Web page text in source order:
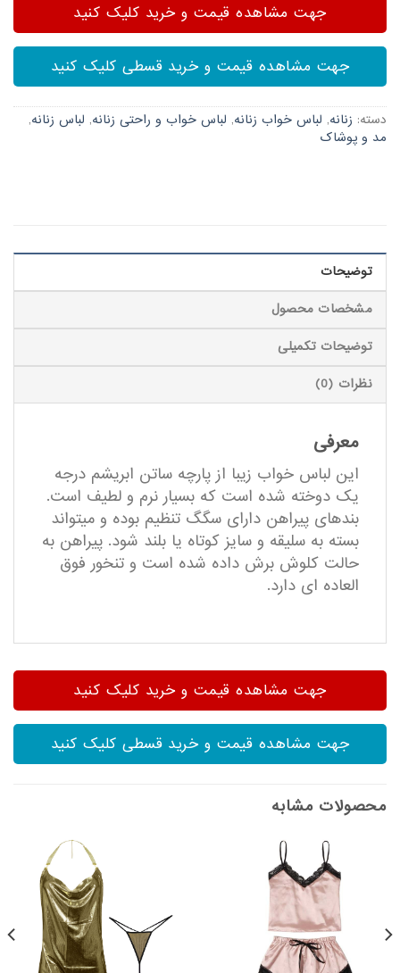
جهت مشاهده قیمت و خرید کلیک کنید
جهت مشاهده قیمت و خرید قسطی کلیک کنید
دسته: زنانه, لباس خواب زنانه, لباس خواب و راحتی زنانه, لباس زنانه,
مد و پوشاک
توضیحات
مشخصات محصول
توضیحات تکمیلی
نظرات (0)
معرفی
این لباس خواب زیبا از پارچه ساتن ابریشم درجه
یک دوخته شده است که بسیار نرم و لطیف است.
بندهای پیراهن دارای سگگ تنظیم بوده و میتواند
بسته به سلیقه و سایز کوتاه یا بلند شود. پیراهن به
حالت کلوش برش داده شده است و تنخور فوق
العاده ای دارد.
جهت مشاهده قیمت و خرید کلیک کنید
جهت مشاهده قیمت و خرید قسطی کلیک کنید
محصولات مشابه